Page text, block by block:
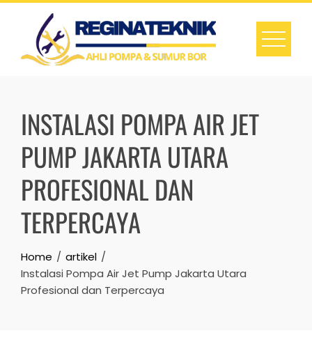
Skip
content
INSTALASI POMPA AIR JET
PUMP JAKARTA UTARA
PROFESIONAL DAN
TERPERCAYA
Home
artikel
Instalasi Pompa Air Jet Pump Jakarta Utara
Profesional dan Terpercaya